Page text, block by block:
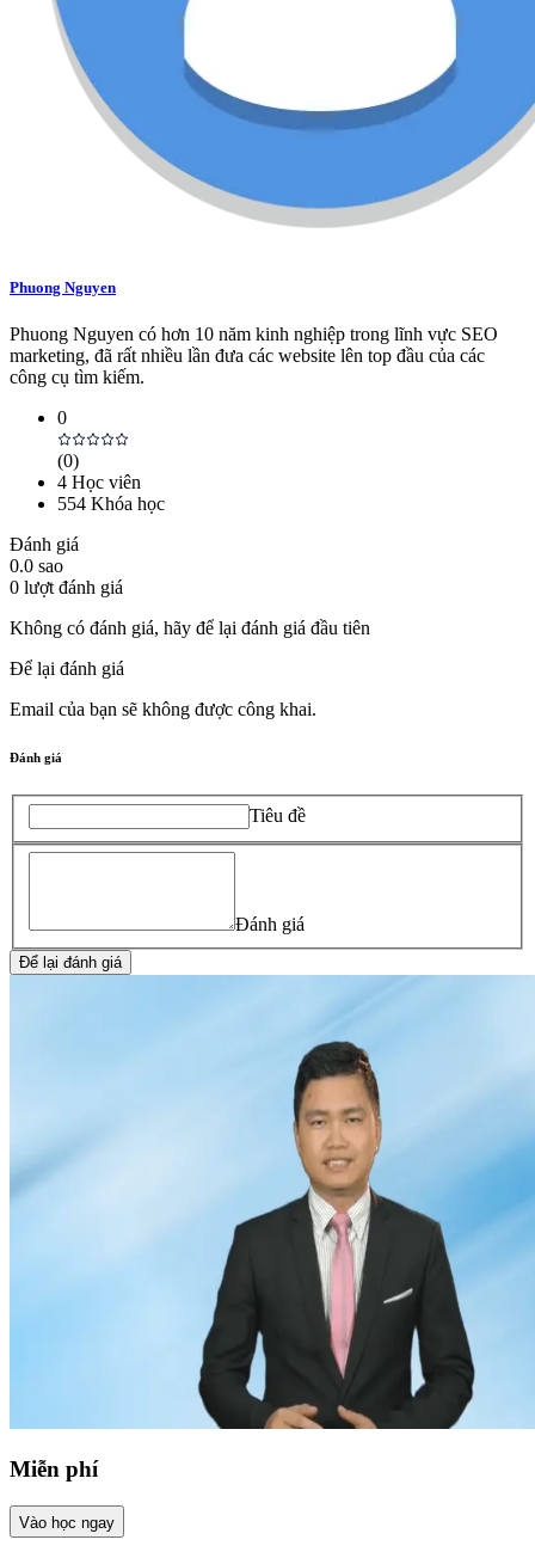
Phuong Nguyen
Phuong Nguyen có hơn 10 năm kinh nghiệp trong lĩnh vực SEO
marketing, đã rất nhiều lần đưa các website lên top đầu của các
công cụ tìm kiếm.
0
(0)
4 Học viên
554 Khóa học
Đánh giá
0.0 sao
0 lượt đánh giá
Không có đánh giá, hãy để lại đánh giá đầu tiên
Để lại đánh giá
Email của bạn sẽ không được công khai.
Đánh giá
Tiêu đề
Đánh giá
Để lại đánh giá
Miễn phí
Vào học ngay